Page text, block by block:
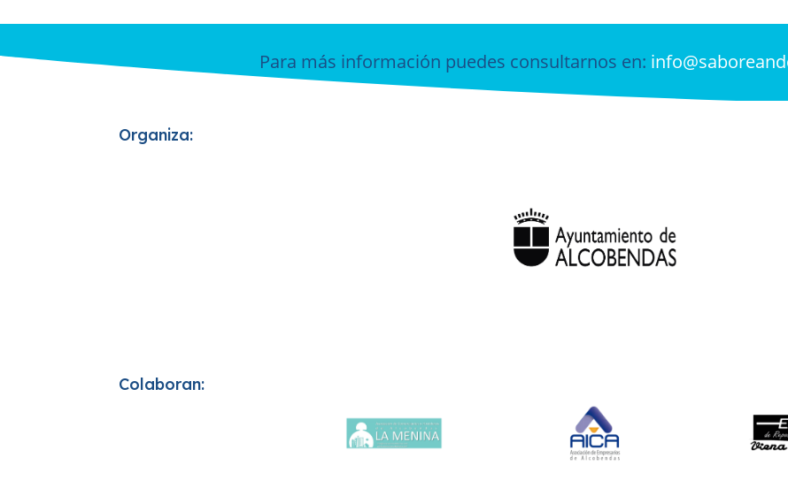
Para más información puedes consultarnos en:
Organiza:
Colaboran: